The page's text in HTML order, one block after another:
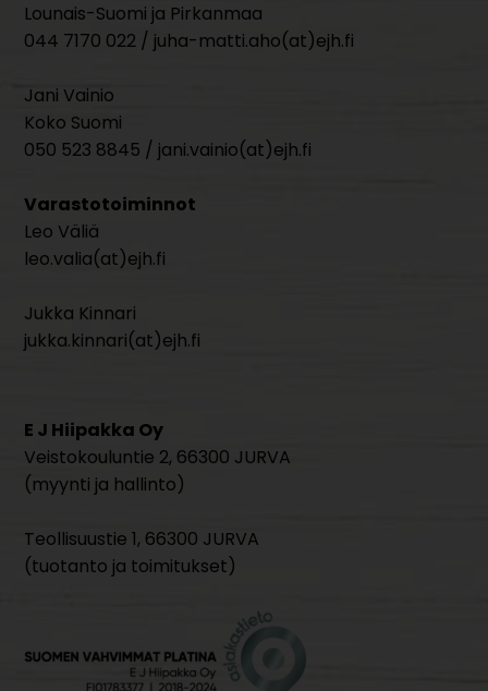
Lounais-Suomi ja Pirkanmaa
044 7170 022 / juha-matti.aho(at)ejh.fi
Jani Vainio
Koko Suomi
050 523 8845 / jani.vainio(at)ejh.fi
Varastotoiminnot
Leo Väliä
leo.valia(at)ejh.fi
Jukka Kinnari
jukka.kinnari(at)ejh.fi
E J Hiipakka Oy
Veistokouluntie 2, 66300 JURVA
(myynti ja hallinto)
Teollisuustie 1, 66300 JURVA
(tuotanto ja toimitukset)